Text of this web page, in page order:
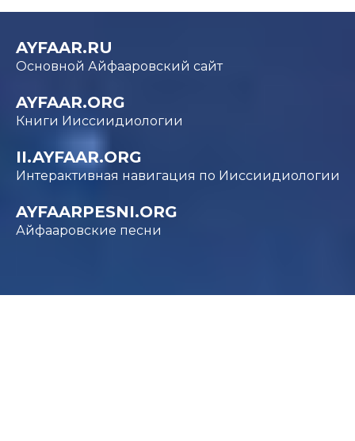
AYFAAR.RU
Основной Айфааровский сайт
AYFAAR.ORG
Книги Ииссиидиологии
II.AYFAAR.ORG
Интерактивная навигация по Ииссиидиологии
AYFAARPESNI.ORG
Айфааровские песни